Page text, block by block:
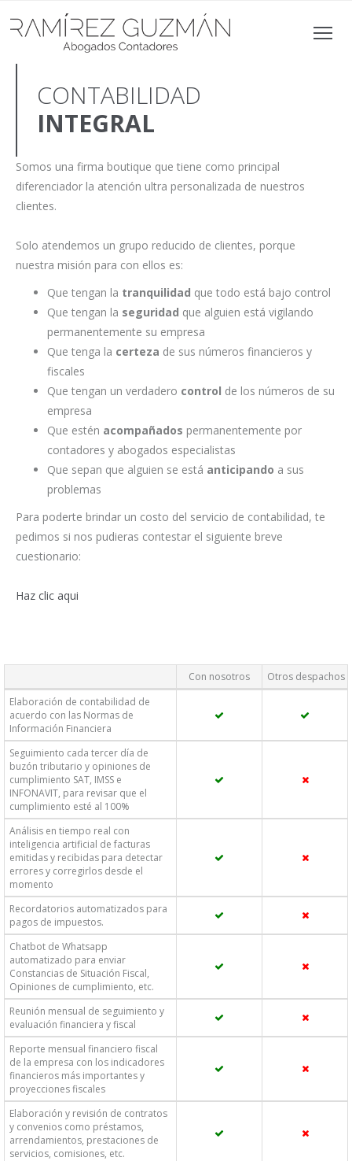
CONTABILIDAD
INTEGRAL
Somos una firma boutique que tiene como principal
diferenciador la atención ultra personalizada de nuestros
clientes.
Solo atendemos un grupo reducido de clientes, porque
nuestra misión para con ellos es:
Que tengan la tranquilidad que todo está bajo control
Que tengan la seguridad que alguien está vigilando
permanentemente su empresa
Que tenga la certeza de sus números financieros y
fiscales
Que tengan un verdadero control de los números de su
empresa
Que estén acompañados permanentemente por
contadores y abogados especialistas
Que sepan que alguien se está anticipando a sus
problemas
Para poderte brindar un costo del servicio de contabilidad, te
pedimos si nos pudieras contestar el siguiente breve
cuestionario:
Haz clic aqui
Con nosotros
Otros despachos
Elaboración de contabilidad de
acuerdo con las Normas de
Información Financiera
Seguimiento cada tercer día de
buzón tributario y opiniones de
cumplimiento SAT, IMSS e
INFONAVIT, para revisar que el
cumplimiento esté al 100%
Análisis en tiempo real con
inteligencia artificial de facturas
emitidas y recibidas para detectar
errores y corregirlos desde el
momento
Recordatorios automatizados para
pagos de impuestos.
Chatbot de Whatsapp
automatizado para enviar
Constancias de Situación Fiscal,
Opiniones de cumplimiento, etc.
Reunión mensual de seguimiento y
evaluación financiera y fiscal
Reporte mensual financiero fiscal
de la empresa con los indicadores
financieros más importantes y
proyecciones fiscales
Elaboración y revisión de contratos
y convenios como préstamos,
arrendamientos, prestaciones de
servicios, comisiones, etc.